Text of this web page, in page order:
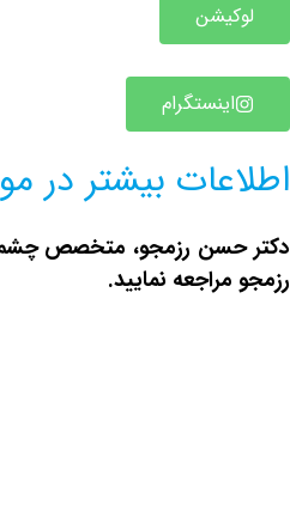
لوکیشن
اینستگرام
اطلاعات بیشتر در
دکتر حسن رزمجو، متخصص چشم
رزمجو مراجعه نمایید.